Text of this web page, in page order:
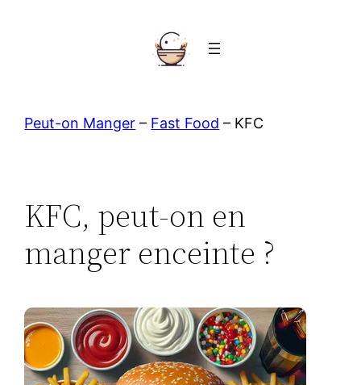
Peut-on Manger – Fast Food – KFC
KFC, peut-on en
manger enceinte ?